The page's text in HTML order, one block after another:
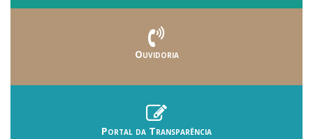
Ouvidoria
Portal da Transparência